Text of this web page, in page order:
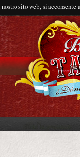
sito web, si acconsente